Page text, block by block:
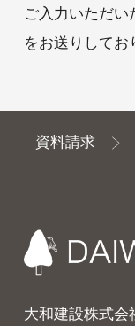
羽島のアトリ
資料請
ご入力いただい
をお送りしてお
資料請求
大和建設株式会